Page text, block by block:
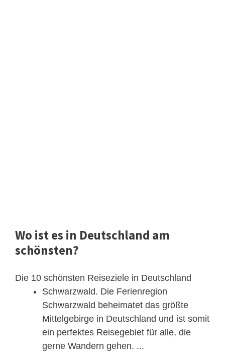
Wo ist es in Deutschland am
schönsten?
Die 10 schönsten Reiseziele in Deutschland
Schwarzwald. Die Ferienregion
Schwarzwald beheimatet das größte
Mittelgebirge in Deutschland und ist somit
ein perfektes Reisegebiet für alle, die
gerne Wandern gehen. ...